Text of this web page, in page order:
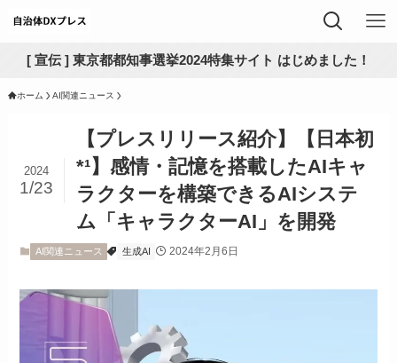
[ 宣伝 ] 東京都都知事選挙2024特集サイト はじめました！
ホーム AI関連ニュース
【プレスリリース紹介】【日本初
*¹】感情・記憶を搭載したAIキャ
ラクターを構築できるAIシステ
ム「キャラクターAI」を開発
2024
1/23
AI関連ニュース 生成AI 2024年2月6日